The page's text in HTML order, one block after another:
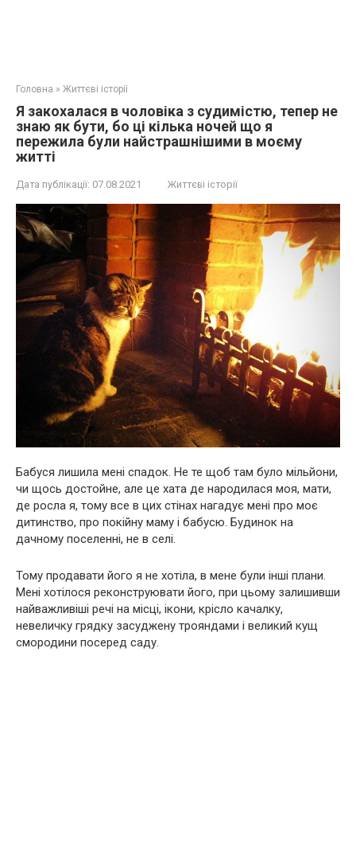
Головна » Життєві історії
Я закохалася в чоловіка з судимістю, тепер не
знаю як бути, бо ці кілька ночей що я
пережила були найстрашнішими в моєму
житті
Дата публікації: 07.08.2021 Життєві історії
Бабуся лишила мені спадок. Не те щоб там було мільйони,
чи щось достойне, але це хата де народилася моя, мати,
де росла я, тому все в цих стінах нагадує мені про моє
дитинство, про покійну маму і бабусю. Будинок на
дачному поселенні, не в селі.
Тому продавати його я не хотіла, в мене були інші плани.
Мені хотілося реконструювати його, при цьому залишивши
найважливіші речі на місці, ікони, крісло качалку,
невеличку грядку засуджену трояндами і великий кущ
смородини посеред саду.